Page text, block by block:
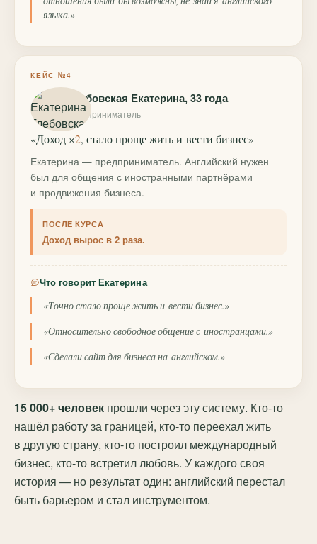
языка.»
КЕЙС №4
Глебовская Екатерина, 33 года
предприниматель
«Доход ×2, стало проще жить и вести бизнес»
Екатерина — предприниматель. Английский нужен
был для общения с иностранными партнёрами
и продвижения бизнеса.
ПОСЛЕ КУРСА
Доход вырос в 2 раза.
Что говорит Екатерина
«Точно стало проще жить и вести бизнес.»
«Относительно свободное общение с иностранцами.»
«Сделали сайт для бизнеса на английском.»
15 000+ человек прошли через эту систему. Кто-то
нашёл работу за границей, кто-то переехал жить
в другую страну, кто-то построил международный
бизнес, кто-то встретил любовь. У каждого своя
история — но результат один: английский перестал
быть барьером и стал инструментом.